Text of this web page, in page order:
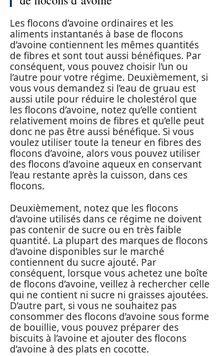
Les flocons d’avoine ordinaires et les
aliments instantanés à base de flocons
d’avoine contiennent les mêmes quantités
de fibres et sont tout aussi bénéfiques. Par
conséquent, vous pouvez choisir l’un ou
l’autre pour votre régime. Deuxièmement, si
vous vous demandez si l’eau de gruau est
aussi utile pour réduire le cholestérol que
les flocons d’avoine, notez qu’elle contient
relativement moins de fibres et qu’elle peut
donc ne pas être aussi bénéfique. Si vous
voulez utiliser toute la teneur en fibres des
flocons d’avoine, alors vous pouvez utiliser
des flocons d’avoine aqueux en conservant
l’eau restante après la cuisson, dans ces
flocons.
Deuxièmement, notez que les flocons
d’avoine utilisés dans ce régime ne doivent
pas contenir de sucre ou en très faible
quantité. La plupart des marques de flocons
d’avoine disponibles sur le marché
contiennent du sucre ajouté. Par
conséquent, lorsque vous achetez une boîte
de flocons d’avoine, veillez à rechercher celle
qui ne contient ni sucre ni graisses ajoutées.
D’autre part, si vous ne souhaitez pas
consommer des flocons d’avoine sous forme
de bouillie, vous pouvez préparer des
biscuits à l’avoine et ajouter des flocons
d’avoine à des plats en cocotte.